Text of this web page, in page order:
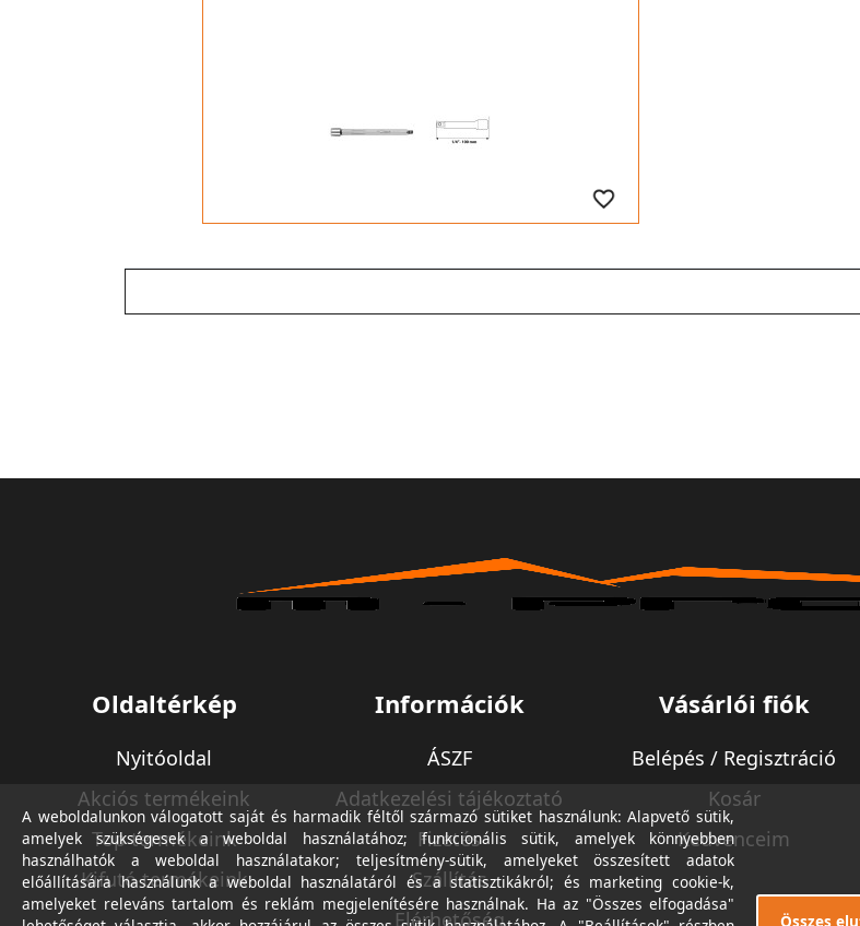
Oldaltérkép
Nyitóoldal
Akciós termékeink
Top termékeink
Kifutó termékeink
Információk
ÁSZF
Adatkezelési tájékoztató
Fizetés
Szállítás
Elérhetőség
Vásárlói fiók
Belépés / Regisztráció
Kosár
Kedvenceim
A weboldalunkon válogatott saját és harmadik féltől származó sütiket használunk: Alapvető sütik,
amelyek szükségesek a weboldal használatához; funkcionális sütik, amelyek könnyebben
használhatók a weboldal használatakor; teljesítmény-sütik, amelyeket összesített adatok
előállítására használunk a weboldal használatáról és a statisztikákról; és marketing cookie-k,
amelyeket releváns tartalom és reklám megjelenítésére használnak. Ha az "Összes elfogadása"
Összes